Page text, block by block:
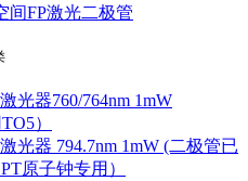
间FP激光二极管
光器760/764nm 1mW
）
光器 794.7nm 1mW (二极管已
原子钟专用）